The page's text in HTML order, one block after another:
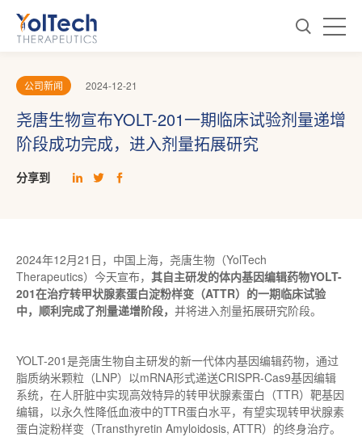
公司新闻 2024-12-21
尧唐生物宣布YOLT-201一期临床试验剂量递增
阶段成功完成，进入剂量拓展研究
分享到
2024年12月21日，中国上海，尧唐生物（YolTech
Therapeutics）今天宣布， 其自主研发的体内基因编辑药物YOLT-
201在治疗转甲状腺素蛋白淀粉样变（ATTR）的一期临床试验
中，顺利完成了剂量递增阶段， 并将进入剂量拓展研究阶段。
YOLT-201是尧唐生物自主研发的新一代体内基因编辑药物，通过
脂质纳米颗粒（LNP）以mRNA形式递送CRISPR-Cas9基因编辑
系统，在人肝脏中实现高效特异的转甲状腺素蛋白（TTR）靶基因
编辑，以永久性降低血液中的TTR蛋白水平，有望实现转甲状腺素
蛋白淀粉样变（Transthyretin Amyloidosis, ATTR）的终身治疗。